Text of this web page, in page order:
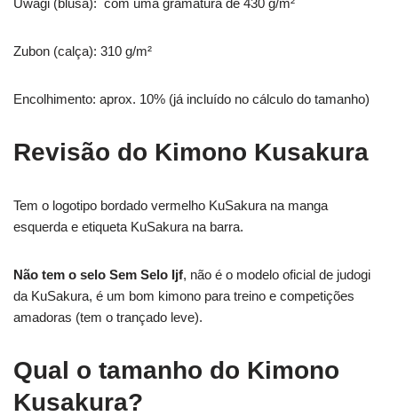
Zubon (calça): 310 g/m²
Encolhimento: aprox. 10% (já incluído no cálculo do tamanho)
Revisão do Kimono Kusakura
Tem o logotipo bordado vermelho KuSakura na manga
esquerda e etiqueta KuSakura na barra.
Não tem o selo Sem Selo Ijf, não é o modelo oficial de judogi
da KuSakura, é um bom kimono para treino e competições
amadoras (tem o trançado leve).
Qual o tamanho do Kimono
Kusakura?